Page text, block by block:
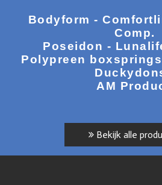
Bodyform -
Comp.
Poseidon -
Polypreen
AM
Bekijk alle